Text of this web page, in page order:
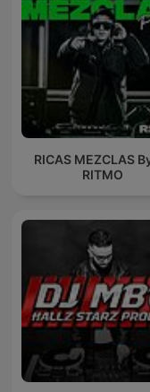
RICAS MEZCLAS
RITMO